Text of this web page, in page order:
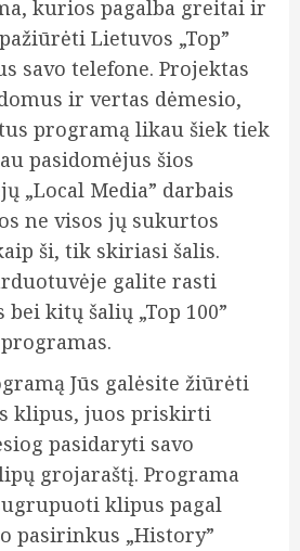
kurios pagalba greitai ir
Lietuvos „Top”
savo telefone. Projektas
ir vertas dėmesio,
programą likau šiek tiek
pasidomėjus šios
„Local Media” darbais
ne visos jų sukurtos
ši, tik skiriasi šalis.
galite rasti
kitų šalių „Top 100”
Jūs galėsite žiūrėti
klipus, juos priskirti
pasidaryti savo
grojaraštį. Programa
klipus pagal
pasirinkus „History”